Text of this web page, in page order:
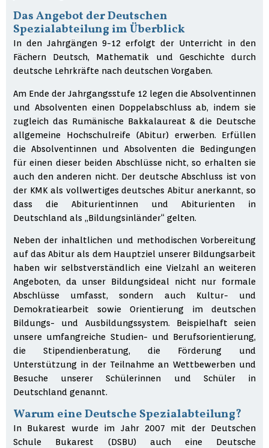
Das Angebot der Deutschen
Spezialabteilung im Überblick
In den Jahrgängen 9-12 erfolgt der Unterricht in den
Fächern Deutsch, Mathematik und Geschichte durch
deutsche Lehrkräfte nach deutschen Vorgaben.
Am Ende der Jahrgangsstufe 12 legen die Absolventinnen
und Absolventen einen Doppelabschluss ab, indem sie
zugleich das Rumänische Bakkalaureat & die Deutsche
allgemeine Hochschulreife (Abitur) erwerben. Erfüllen
die Absolventinnen und Absolventen die Bedingungen
für einen dieser beiden Abschlüsse nicht, so erhalten sie
auch den anderen nicht. Der deutsche Abschluss ist von
der KMK als vollwertiges deutsches Abitur anerkannt, so
dass die Abiturientinnen und Abiturienten in
Deutschland als „Bildungsinländer“ gelten.
Neben der inhaltlichen und methodischen Vorbereitung
auf das Abitur als dem Hauptziel unserer Bildungsarbeit
haben wir selbstverständlich eine Vielzahl an weiteren
Angeboten, da unser Bildungsideal nicht nur formale
Abschlüsse umfasst, sondern auch Kultur- und
Demokratiearbeit sowie Orientierung im deutschen
Bildungs- und Ausbildungssystem. Beispielhaft seien
unsere umfangreiche Studien- und Berufsorientierung,
die Stipendienberatung, die Förderung und
Unterstützung in der Teilnahme an Wettbewerben und
Besuche unserer Schülerinnen und Schüler in
Deutschland genannt.
Warum eine Deutsche Spezialabteilung?
In Bukarest wurde im Jahr 2007 mit der Deutschen
Schule Bukarest (DSBU) auch eine Deutsche